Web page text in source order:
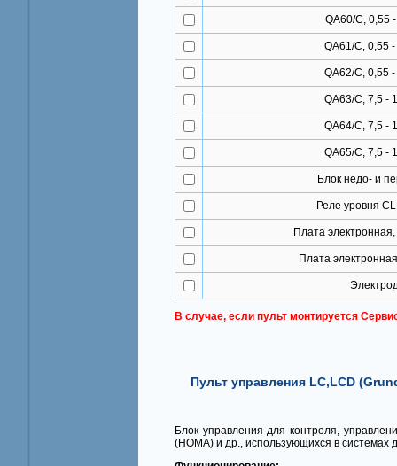
QA60/C, 0,55
QA61/C, 0,55
QA62/C, 0,55
QA63/C, 7,5 -
QA64/C, 7,5 -
QA65/C, 7,5 -
Блок недо- и
Реле уровня
Плата
Плата
В случае, если пульт монтируется
Пульт управления LC,LCD
Блок управления для контроля,
(HOMA) и др., использующихся в